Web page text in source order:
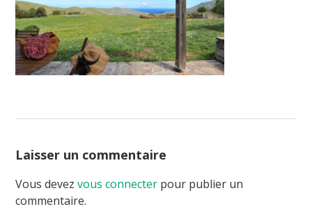
Laisser un commentaire
Vous devezvous connecter pour publier un
commentaire.